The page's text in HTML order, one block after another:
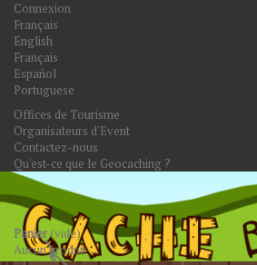
Connexion
Français
English
Français
Español
Portuguese
Offices de Tourisme
Organisateurs d'Event
Contactez-nous
Qu'est-ce que le Geocaching ?
Panier(vide)
Aucun produit